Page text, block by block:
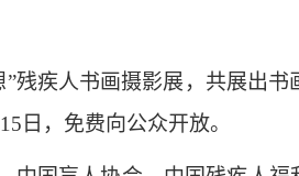
疾人书画摄影展，共展出书
日，免费向公众开放。